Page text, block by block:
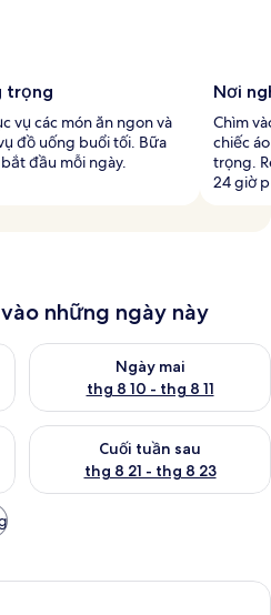
trọng
vụ các món ăn ngon và
đồ uống buổi tối. Bữa
đầu mỗi ngày.
Nơi
Chìm
chiếc
trọng.
24 giờ
những ngày này
thg 8 9 - thg 8 10
Ngày mai
thg 8 10 - thg 8 11
Kiểm tra lượng phòng ngày
này từ thg 8 14 - thg 8 16
Cuối tuần sau
thg 8 21 - thg 8 23
Kiểm tra lượng phòng cuối
Phòng Tiêu chuẩn | Chăn bông,